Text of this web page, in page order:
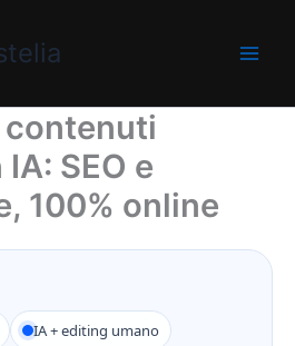
contenuti
SEO e
100% online
IA + editing umano